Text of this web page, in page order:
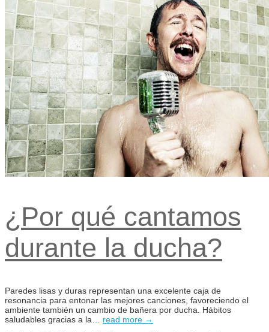
¿Por qué cantamos
durante la ducha?
Paredes lisas y duras representan una excelente caja de
resonancia para entonar las mejores canciones, favoreciendo el
ambiente también un cambio de bañera por ducha. Hábitos
saludables gracias a la… read more →